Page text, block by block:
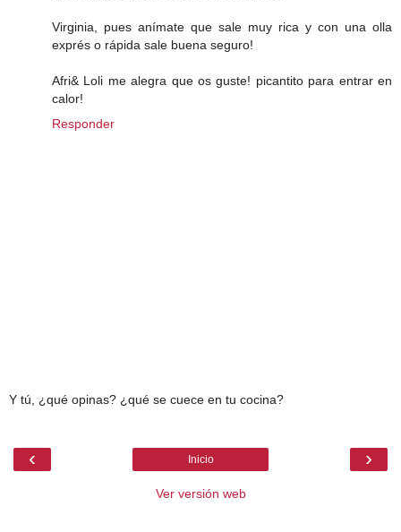
Virginia, pues anímate que sale muy rica y con una olla
exprés o rápida sale buena seguro!
Afri& Loli me alegra que os guste! picantito para entrar en
calor!
Responder
Y tú, ¿qué opinas? ¿qué se cuece en tu cocina?
‹ ›
Inicio
Ver versión web